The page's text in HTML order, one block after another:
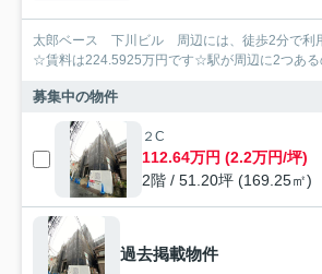
太郎ベース 下川ビル 周辺には、徒歩2分で利
☆賃料は224.5925万円です☆駅が周辺に2つある
募集中の物件
２C
112.64万円 (2.2万円/坪)
2階 / 51.20坪 (169.25㎡)
過去掲載物件